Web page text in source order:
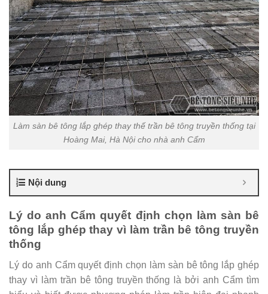
Làm sàn bê tông lắp ghép thay thế trần bê tông truyền thống tại
Hoàng Mai, Hà Nội cho nhà anh Cẩm
Nội dung
Lý do anh Cẩm quyết định chọn làm sàn bê
tông lắp ghép thay vì làm trần bê tông truyền
thống
Lý do anh Cẩm quyết định chọn làm sàn bê tông lắp ghép
thay vì làm trần bê tông truyền thống là bởi anh Cẩm tìm